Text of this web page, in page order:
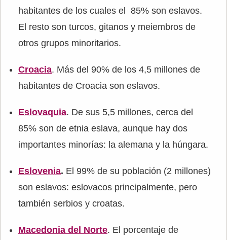
habitantes de los cuales el 85% son eslavos.
El resto son turcos, gitanos y meiembros de
otros grupos minoritarios.
Croacia. Más del 90% de los 4,5 millones de
habitantes de Croacia son eslavos.
Eslovaquia. De sus 5,5 millones, cerca del
85% son de etnia eslava, aunque hay dos
importantes minorías: la alemana y la húngara.
Eslovenia. El 99% de su población (2 millones)
son eslavos: eslovacos principalmente, pero
también serbios y croatas.
Macedonia del Norte. El porcentaje de